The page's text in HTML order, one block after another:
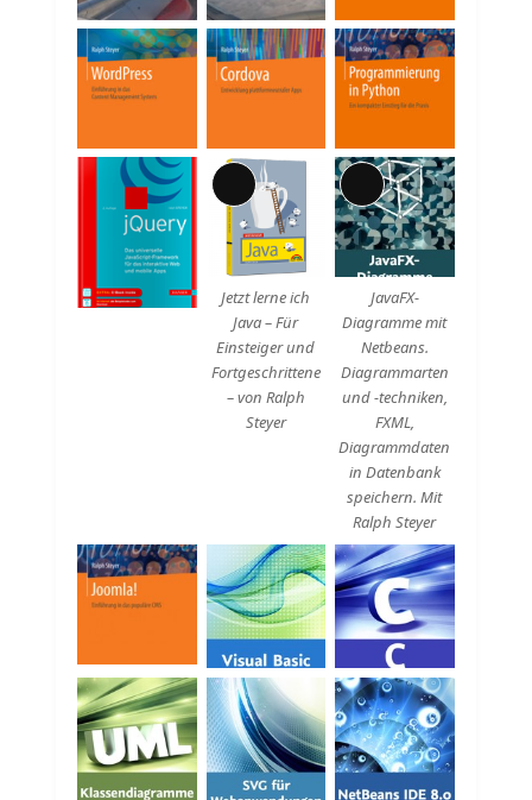
Lange
Beschreibung
Jetzt lerne ich
Java – Für
Einsteiger und
Fortgeschrittene
– von Ralph
Steyer
Lange
Beschreibung
JavaFX-
Diagramme mit
Netbeans.
Diagrammarten
und -techniken,
FXML,
Diagrammdaten
in Datenbank
speichern. Mit
Ralph Steyer